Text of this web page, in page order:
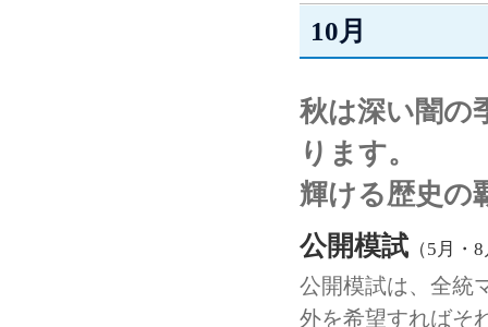
10月
秋は深い闇の
ります。
輝ける歴史の
公開模試 （5月・
公開模試は、全統
外を希望すればそ